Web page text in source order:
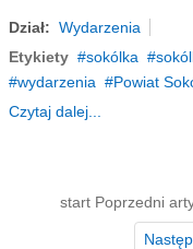
Dział: Wydarzenia
Etykiety
sokólka
wydarzenia
Powiat
Czytaj dalej...
start Poprzedni